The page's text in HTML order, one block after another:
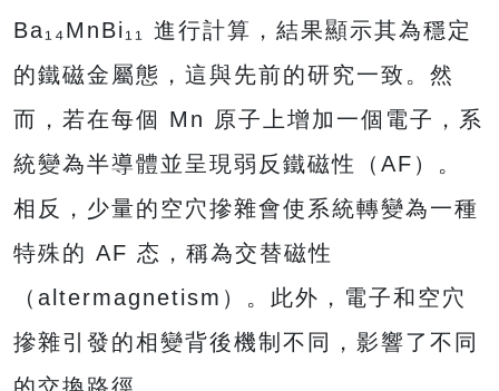
Ba₁₄MnBi₁₁ 進行計算，結果顯示其為穩定
的鐵磁金屬態，這與先前的研究一致。然
而，若在每個 Mn 原子上增加一個電子，系
統變為半導體並呈現弱反鐵磁性（AF）。
相反，少量的空穴摻雜會使系統轉變為一種
特殊的 AF 态，稱為交替磁性
（altermagnetism）。此外，電子和空穴
摻雜引發的相變背後機制不同，影響了不同